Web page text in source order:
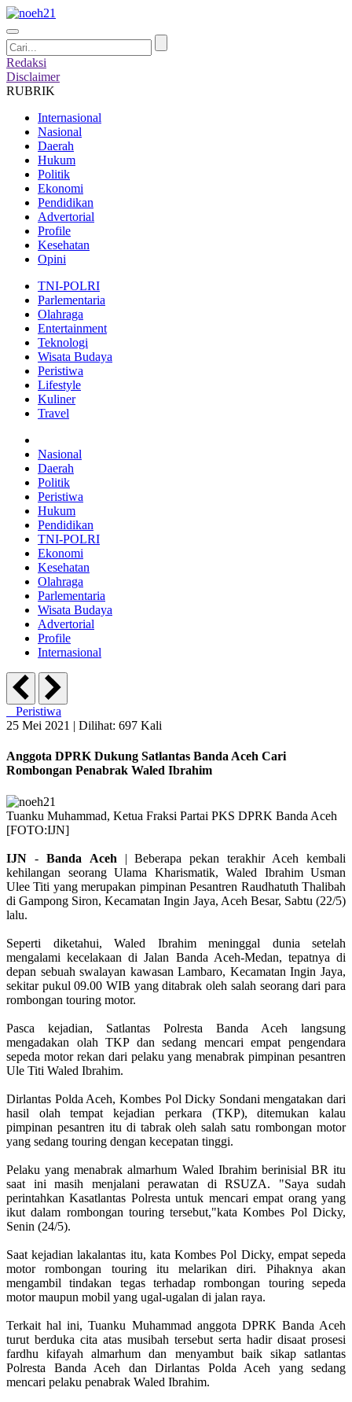
Redaksi
Disclaimer
RUBRIK
Internasional
Nasional
Daerah
Hukum
Politik
Ekonomi
Pendidikan
Advertorial
Profile
Kesehatan
Opini
TNI-POLRI
Parlementaria
Olahraga
Entertainment
Teknologi
Wisata Budaya
Peristiwa
Lifestyle
Kuliner
Travel
Nasional
Daerah
Politik
Peristiwa
Hukum
Pendidikan
TNI-POLRI
Ekonomi
Kesehatan
Olahraga
Parlementaria
Wisata Budaya
Advertorial
Profile
Internasional
Peristiwa
25 Mei 2021 | Dilihat: 697 Kali
Anggota DPRK Dukung Satlantas Banda Aceh Cari
Rombongan Penabrak Waled Ibrahim
Tuanku Muhammad, Ketua Fraksi Partai PKS DPRK Banda Aceh
[FOTO:IJN]
IJN - Banda Aceh | Beberapa pekan terakhir Aceh kembali
kehilangan seorang Ulama Kharismatik, Waled Ibrahim Usman
Ulee Titi yang merupakan pimpinan Pesantren Raudhatuth Thalibah
di Gampong Siron, Kecamatan Ingin Jaya, Aceh Besar, Sabtu (22/5)
lalu.
Seperti diketahui, Waled Ibrahim meninggal dunia setelah
mengalami kecelakaan di Jalan Banda Aceh-Medan, tepatnya di
depan sebuah swalayan kawasan Lambaro, Kecamatan Ingin Jaya,
sekitar pukul 09.00 WIB yang ditabrak oleh salah seorang dari para
rombongan touring motor.
Pasca kejadian, Satlantas Polresta Banda Aceh langsung
mengadakan olah TKP dan sedang mencari empat pengendara
sepeda motor rekan dari pelaku yang menabrak pimpinan pesantren
Ule Titi Waled Ibrahim.
Dirlantas Polda Aceh, Kombes Pol Dicky Sondani mengatakan dari
hasil olah tempat kejadian perkara (TKP), ditemukan kalau
pimpinan pesantren itu di tabrak oleh salah satu rombongan motor
yang sedang touring dengan kecepatan tinggi.
Pelaku yang menabrak almarhum Waled Ibrahim berinisial BR itu
saat ini masih menjalani perawatan di RSUZA. "Saya sudah
perintahkan Kasatlantas Polresta untuk mencari empat orang yang
ikut dalam rombongan touring tersebut,"kata Kombes Pol Dicky,
Senin (24/5).
Saat kejadian lakalantas itu, kata Kombes Pol Dicky, empat sepeda
motor rombongan touring itu melarikan diri. Pihaknya akan
mengambil tindakan tegas terhadap rombongan touring sepeda
motor maupun mobil yang ugal-ugalan di jalan raya.
Terkait hal ini, Tuanku Muhammad anggota DPRK Banda Aceh
turut berduka cita atas musibah tersebut serta hadir disaat prosesi
fardhu kifayah almarhum dan menyambut baik sikap satlantas
Polresta Banda Aceh dan Dirlantas Polda Aceh yang sedang
mencari pelaku penabrak Waled Ibrahim.